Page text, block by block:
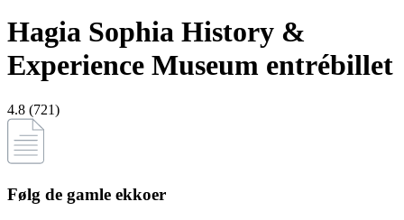
Hagia Sophia History &
Experience Museum entrébillet
4.8 (721)
Følg de gamle ekkoer